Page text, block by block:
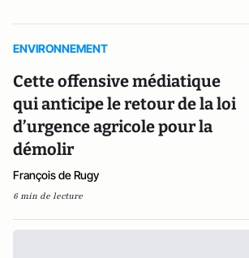
ENVIRONNEMENT
Cette offensive médiatique
qui anticipe le retour de la loi
d’urgence agricole pour la
démolir
François de Rugy
6 min de lecture